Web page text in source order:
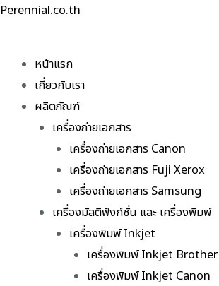
Skip
Perennial.co.th
หน้าแรก
เกี่ยวกับเรา
ผลิตภัณฑ์
เครื่องถ่ายเอกสาร
เครื่องถ่ายเอกสาร Canon
เครื่องถ่ายเอกสาร Fuji Xerox
เครื่องถ่ายเอกสาร Samsung
เครื่องมัลติฟังก์ชั่น และ เครื่องพิมพ์
เครื่องพิมพ์ Inkjet
เครื่องพิมพ์ Inkjet Brother
เครื่องพิมพ์ Inkjet Canon